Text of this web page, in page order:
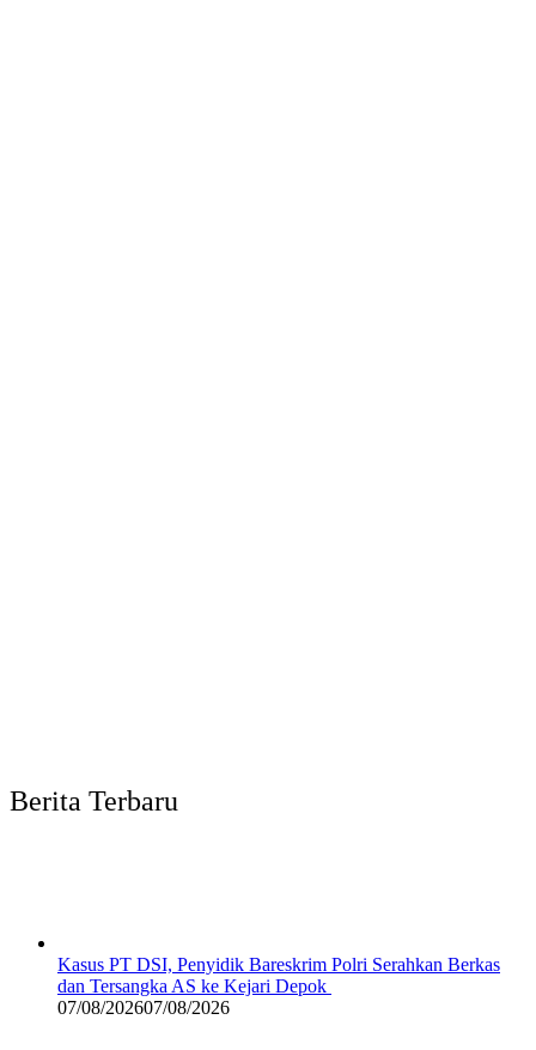
Berita Terbaru
Kasus PT DSI, Penyidik Bareskrim Polri Serahkan Berkas
dan Tersangka AS ke Kejari Depok
07/08/202607/08/2026